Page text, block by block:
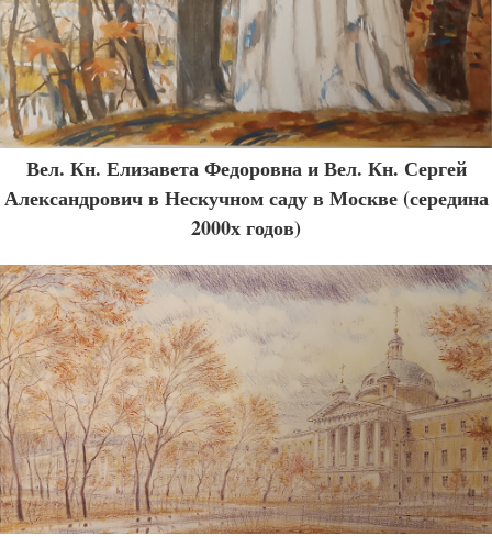
Вел. Кн. Елизавета Федоровна и Вел. Кн. Сергей
Александрович в Нескучном саду в Москве (середина
2000х годов)